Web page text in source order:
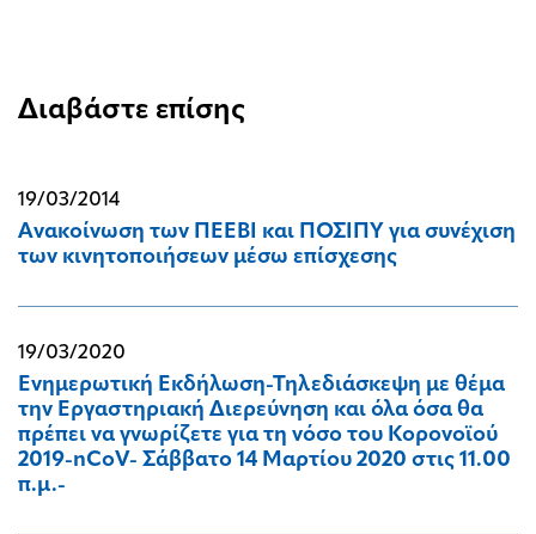
Διαβάστε επίσης
19/03/2014
Ανακοίνωση των ΠΕΕΒΙ και ΠΟΣΙΠΥ για συνέχιση
των κινητοποιήσεων μέσω επίσχεσης
19/03/2020
Ενημερωτική Εκδήλωση-Τηλεδιάσκεψη με θέμα
την Εργαστηριακή Διερεύνηση και όλα όσα θα
πρέπει να γνωρίζετε για τη νόσο του Κορονοϊού
2019-nCoV- Σάββατο 14 Μαρτίου 2020 στις 11.00
π.μ.-